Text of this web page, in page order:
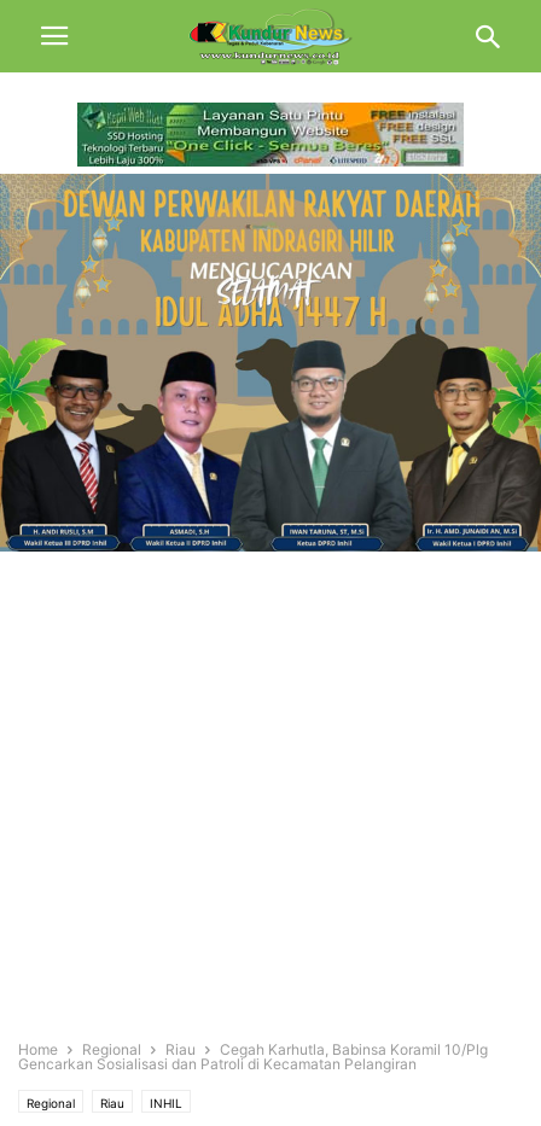
Home Regional Riau
Cegah Karhutla, Babinsa Koramil 10/Plg
Gencarkan Sosialisasi dan Patroli di Kecamatan Pelangiran
Regional Riau INHIL